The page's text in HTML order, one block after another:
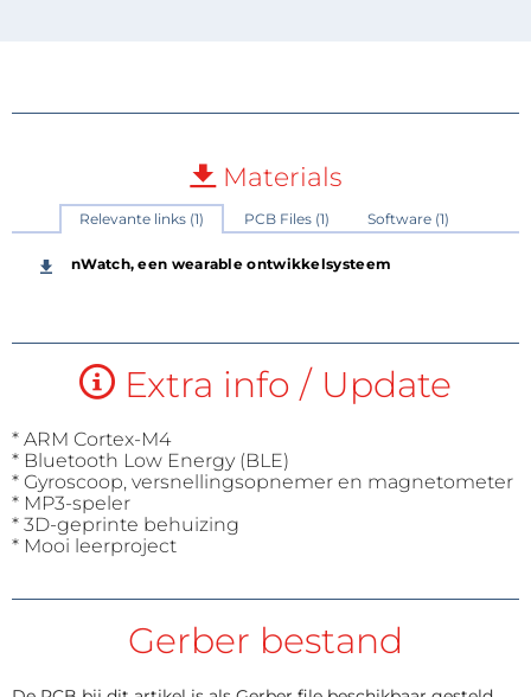
Materials
Relevante links (1) PCB Files (1) Software (1)
nWatch, een wearable ontwikkelsysteem
Extra info / Update
* ARM Cortex-M4
* Bluetooth Low Energy (BLE)
* Gyroscoop, versnellingsopnemer en magnetometer
* MP3-speler
* 3D-geprinte behuizing
* Mooi leerproject
Gerber bestand